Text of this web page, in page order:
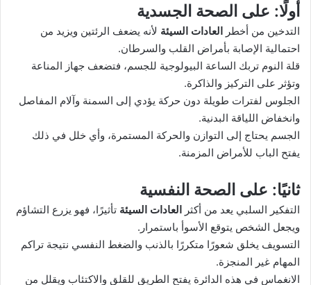
أولًا: على الصحة الجسدية
التدخين من أخطر العادات السيئة لأنه يضعف الرئتين ويزيد من
احتمالية الإصابة بأمراض القلب والسرطان.
قلة النوم تربك الساعة البيولوجية للجسم، فتضعف جهاز المناعة
وتؤثر على التركيز والذاكرة.
الجلوس لفترات طويلة دون حركة يؤدي إلى السمنة وآلام المفاصل
وانخفاض اللياقة البدنية.
الجسم يحتاج إلى التوازن والحركة المستمرة، وأي خلل في ذلك
يفتح الباب للأمراض المزمنة.
ثانيًا: على الصحة النفسية
التفكير السلبي يعد من أكثر العادات السيئة تأثيرًا، فهو يزرع التشاؤم
ويجعل الشخص يتوقع الأسوأ باستمرار.
التسويف يخلق شعورًا متكررًا بالذنب والضغط النفسي نتيجة تراكم
المهام غير المنجزة.
الانغماس في هذه الدائرة يفتح الطريق للقلق والاكتئاب ويقلل من